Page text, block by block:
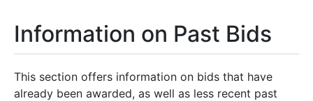
Information on Past Bids
This section offers information on bids that have
already been awarded, as well as less recent past